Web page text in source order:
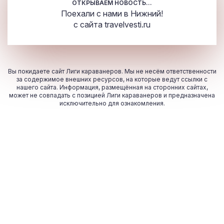
ОТКРЫВАЕМ НОВОСТЬ...
Поехали с нами в Нижний!
с сайта travelvesti.ru
Вы покидаете сайт Лиги караванеров. Мы не несём ответственности
за содержимое внешних ресурсов, на которые ведут ссылки с
нашего сайта. Информация, размещённая на сторонних сайтах,
может не совпадать с позицией Лиги караванеров и предназначена
исключительно для ознакомления.